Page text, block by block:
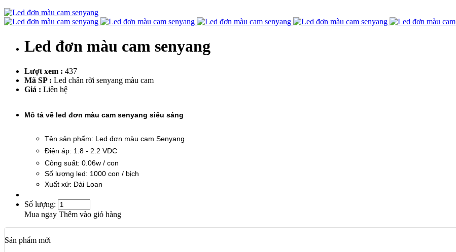
Led đơn màu cam senyang
Lượt xem : 437
Mã SP : Led chân rời senyang màu cam
Giá : Liên hệ
Mô tả về led đơn màu cam senyang siêu sáng
Tên sản phẩm: Led đơn màu cam Senyang
Điện áp: 1.8 - 2.2 VDC
Công suất: 0.06w / con
Số lượng led: 1000 con / bịch
Xuất xứ: Đài Loan
Số lượng:
Mua ngay Thêm vào giỏ hàng
Sản phẩm mới